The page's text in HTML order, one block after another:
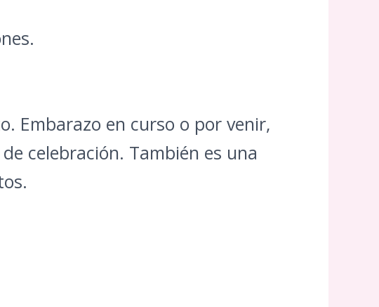
Embarazo en curso o por venir,
celebración. También es una